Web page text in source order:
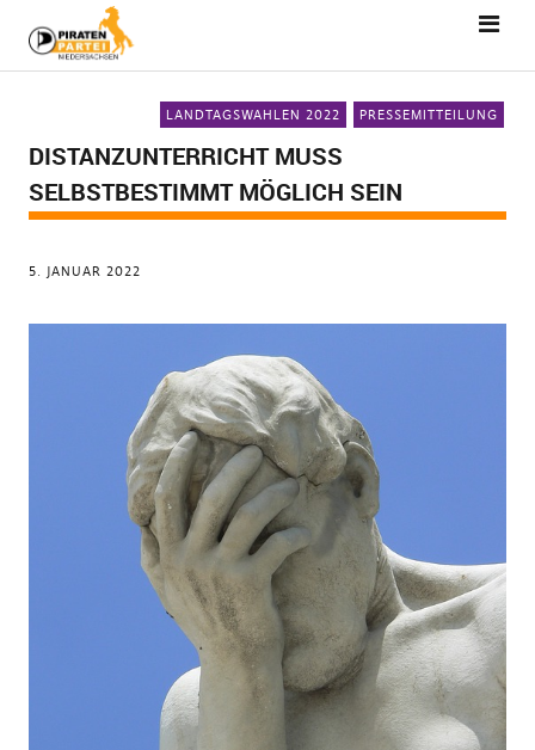
LANDTAGSWAHLEN 2022 PRESSEMITTEILUNG
DISTANZUNTERRICHT MUSS
SELBSTBESTIMMT MÖGLICH SEIN
5. JANUAR 2022